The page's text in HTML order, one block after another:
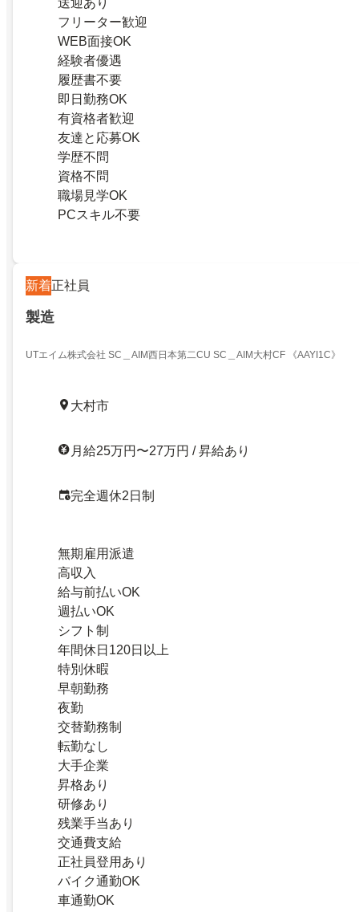
送迎あり
フリーター歓迎
WEB面接OK
経験者優遇
履歴書不要
即日勤務OK
有資格者歓迎
友達と応募OK
学歴不問
資格不問
職場見学OK
PCスキル不要
新着正社員
製造
UTエイム株式会社 SC＿AIM西日本第二CU SC＿AIM大村CF 《AAYI1C》
大村市
月給25万円〜27万円 / 昇給あり
完全週休2日制
無期雇用派遣
高収入
給与前払いOK
週払いOK
シフト制
年間休日120日以上
特別休暇
早朝勤務
夜勤
交替勤務制
転勤なし
大手企業
昇格あり
研修あり
残業手当あり
交通費支給
正社員登用あり
バイク通勤OK
車通勤OK